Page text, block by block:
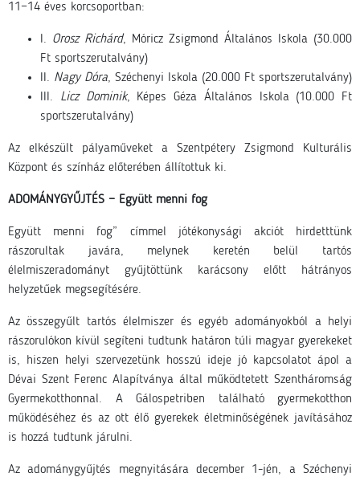
11−14 éves korcsoportban:
I. Orosz Richárd, Móricz Zsigmond Általános Iskola (30.000
Ft sportszerutalvány)
II. Nagy Dóra, Széchenyi Iskola (20.000 Ft sportszerutalvány)
III. Licz Dominik, Képes Géza Általános Iskola (10.000 Ft
sportszerutalvány)
Az elkészült pályaműveket a Szentpétery Zsigmond Kulturális
Központ és színház előterében állítottuk ki.
ADOMÁNYGYŰJTÉS − Együtt menni fog
Együtt menni fog” címmel jótékonysági akciót hirdetttünk
rászorultak javára, melynek keretén belül tartós
élelmiszeradományt gyűjtöttünk karácsony előtt hátrányos
helyzetűek megsegítésére.
Az összegyűlt tartós élelmiszer és egyéb adományokból a helyi
rászorulókon kívül segíteni tudtunk határon túli magyar gyerekeket
is, hiszen helyi szervezetünk hosszú ideje jó kapcsolatot ápol a
Dévai Szent Ferenc Alapítványa által működtetett Szentháromság
Gyermekotthonnal. A Gálospetriben található gyermekotthon
működéséhez és az ott élő gyerekek életminőségének javításához
is hozzá tudtunk járulni.
Az adománygyűjtés megnyitására december 1-jén, a Széchenyi